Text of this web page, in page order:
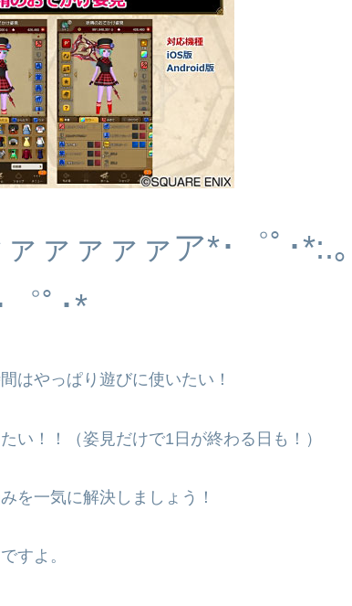
ァァァァア*･゜ﾟ･*:.｡
゜ﾟ･*
はやっぱり遊びに使いたい！
い！！（姿見だけで1日が終わる日も！）
を一気に解決しましょう！
すよ。